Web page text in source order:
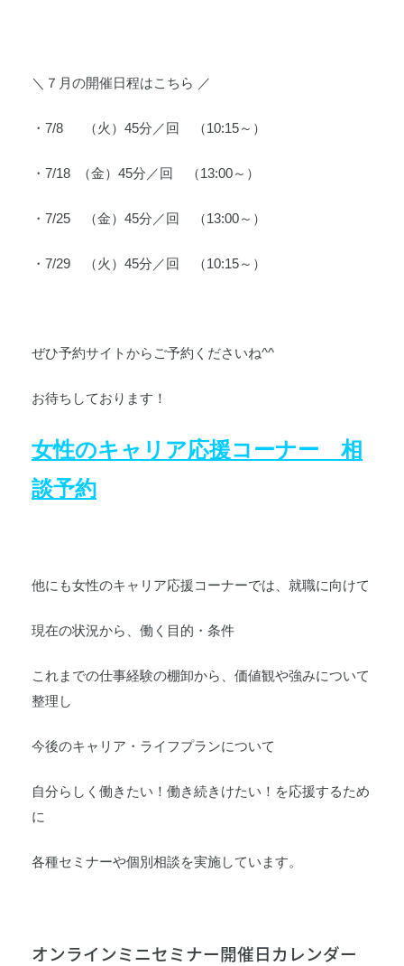
＼７月の開催日程はこちら ／
・7/8 （火）45分／回 （10:15～）
・7/18 （金）45分／回 （13:00～）
・7/25 （金）45分／回 （13:00～）
・7/29 （火）45分／回 （10:15～）
ぜひ予約サイトからご予約くださいね^^
お待ちしております！
女性のキャリア応援コーナー 相
談予約
他にも女性のキャリア応援コーナーでは、就職に向けて
現在の状況から、働く目的・条件
これまでの仕事経験の棚卸から、価値観や強みについて
整理し
今後のキャリア・ライフプランについて
自分らしく働きたい！働き続きけたい！を応援するため
に
各種セミナーや個別相談を実施しています。
オンラインミニセミナー開催日カレンダー